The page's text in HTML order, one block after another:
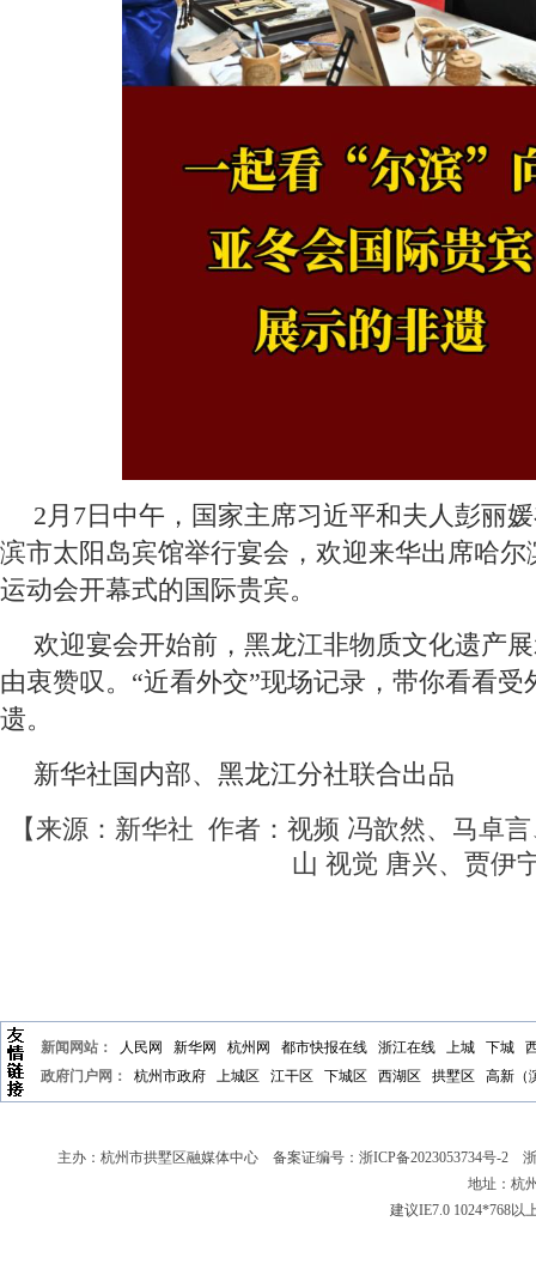
2月7日中午，国家主席习近平和夫人彭丽
滨市太阳岛宾馆举行宴会，欢迎来华出席哈
运动会开幕式的国际贵宾。
欢迎宴会开始前，黑龙江非物质文化遗产
由衷赞叹。“近看外交”现场记录，带你看看受
遗。
新华社国内部、黑龙江分社联合出品
【来源：新华社 作者：视频 冯歆然、马卓
山 视觉 唐兴、贾伊
新闻网站： 人民网 新华网 杭州网 都市快报在线 浙江在线 上城 下城
政府门户网：
杭州市政府 上城区 江干区 下城区 西湖区 拱墅区 高新（
主办：杭州市拱墅区融媒体中心 备案证编号： 浙ICP备2023053734号-2 浙
地址：杭
建议IE7.0 1024*768